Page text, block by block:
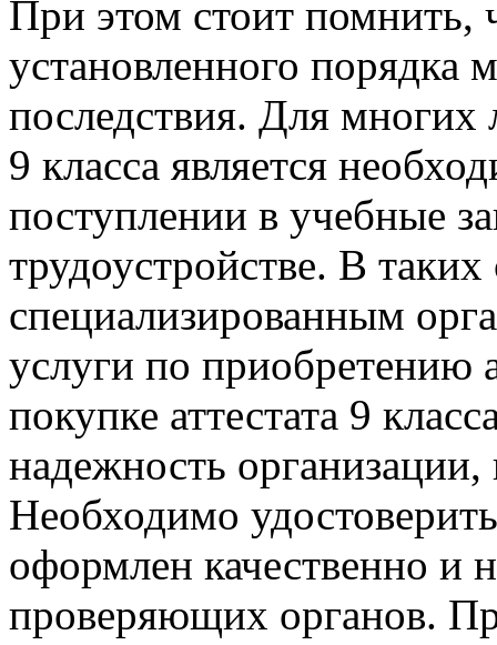
При этом стоит помнить,
установленного порядка
последствия. Для многих
9 класса является
поступлении в учебные
трудоустройстве. В
специализированным
услуги по приобретению
покупке аттестата 9
надежность
Необходимо
оформлен качественно и
проверяющих органов.